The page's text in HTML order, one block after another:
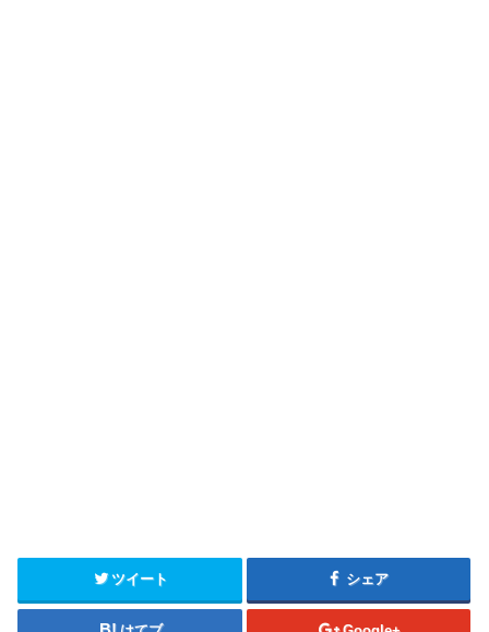
ツイート シェア